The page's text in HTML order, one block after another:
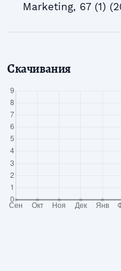
Marketing, 67 (1)
Скачивания